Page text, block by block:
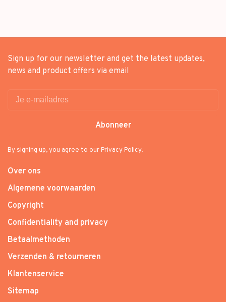
Sign up for our newsletter and get the latest updates,
news and product offers via email
Abonneer
By signing up, you agree to our Privacy Policy.
Over ons
Algemene voorwaarden
Copyright
Confidentiality and privacy
Betaalmethoden
Verzenden & retourneren
Klantenservice
Sitemap